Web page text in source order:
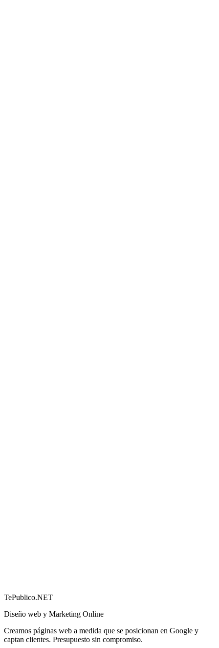
→
TePublico.NET
Diseño web y Marketing Online
Creamos páginas web a medida que se posicionan en Google y
captan clientes. Presupuesto sin compromiso.